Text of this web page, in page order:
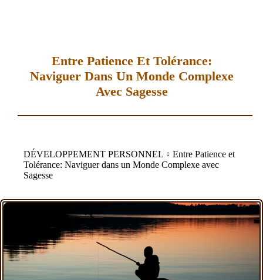
Entre Patience Et Tolérance:
Naviguer Dans Un Monde Complexe
Avec Sagesse
DÉVELOPPEMENT PERSONNEL
Entre Patience et
Tolérance: Naviguer dans un Monde Complexe avec
Sagesse